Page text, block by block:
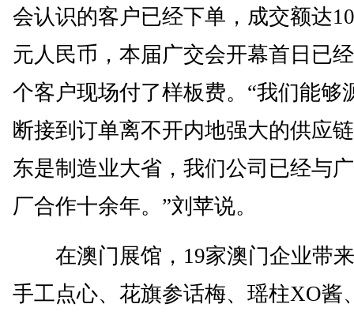
会认识的客户已经下单，成交额达
元人民币，本届广交会开幕首日已
个客户现场付了样板费。“我们能够
断接到订单离不开内地强大的供应
东是制造业大省，我们公司已经与
厂合作十余年。”刘苹说。
在澳门展馆，19家澳门企业带
手工点心、花旗参话梅、瑶柱XO酱